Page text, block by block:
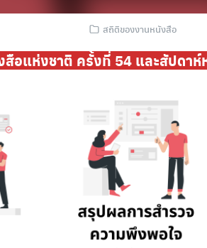
สถิติของงานหนังสือ
อแห่งชาติ ครั้งที่ 54 และสัปดา